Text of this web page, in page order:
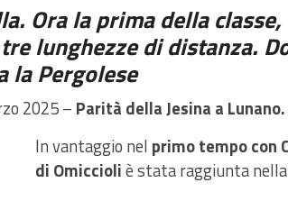
Ora la prima della
lunghezze di distanza.
la Pergolese
2025 – Parità della Jesina a Lunano.
In vantaggio nel primo tempo con
di Omiccioliè stata raggiunta